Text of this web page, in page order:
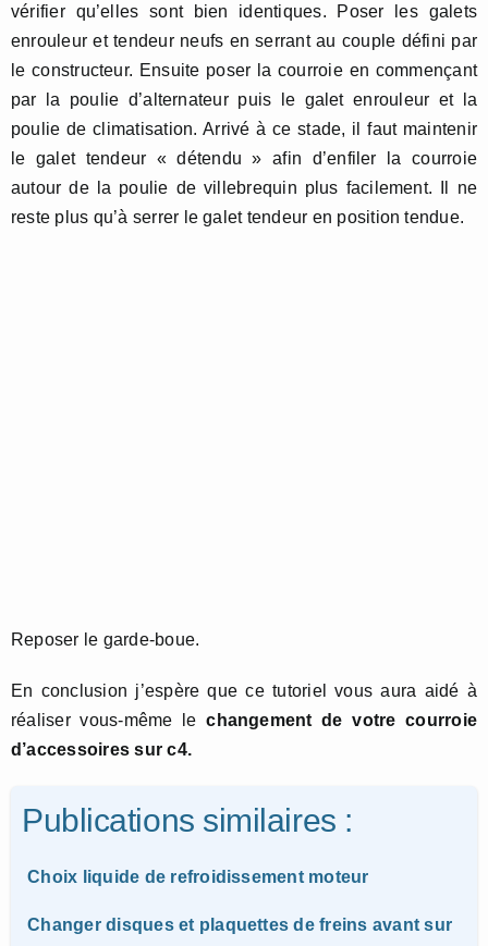
vérifier qu’elles sont bien identiques. Poser les galets
enrouleur et tendeur neufs en serrant au couple défini par
le constructeur. Ensuite poser la courroie en commençant
par la poulie d’alternateur puis le galet enrouleur et la
poulie de climatisation. Arrivé à ce stade, il faut maintenir
le galet tendeur « détendu » afin d’enfiler la courroie
autour de la poulie de villebrequin plus facilement. Il ne
reste plus qu’à serrer le galet tendeur en position tendue.
Reposer le garde-boue.
En conclusion j’espère que ce tutoriel vous aura aidé à
réaliser vous-même lechangement de votre courroie
d’accessoires sur c4.
Publications similaires :
Choix liquide de refroidissement moteur
Changer disques et plaquettes de freins avant sur